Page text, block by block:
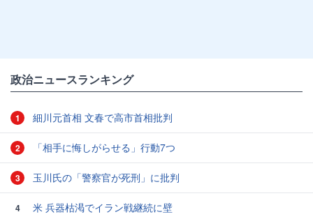
政治ニュースランキング
1 細川元首相 文春で高市首相批判
2 「相手に悔しがらせる」行動7つ
3 玉川氏の「警察官が死刑」に批判
4 米 兵器枯渇でイラン戦継続に壁